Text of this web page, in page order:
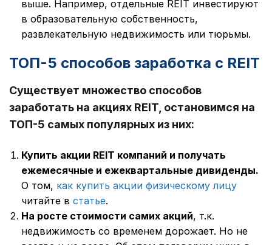
выше. Например, отдельные REIT инвестируют
в образовательную собственность,
развлекательную недвижимость или тюрьмы.
ТОП-5 способов заработка с REIT
Существует множество способов
заработать на акциях REIT, остановимся на
ТОП-5 самых популярных из них:
Купить акции REIT компаний и получать
ежемесячные и ежеквартальные дивиденды.
О том, как купить акции физическому лицу
читайте в статье.
На росте стоимости самих акций, т.к.
недвижимость со временем дорожает. Но не